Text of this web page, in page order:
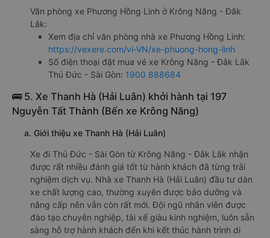
Văn phòng xe Phương Hồng Linh ở Krông Năng - Đắk
Lắk:
Xem địa chỉ văn phòng nhà xe Phương Hồng Linh:
https://vexere.com/vi-VN/xe-phuong-hong-linh
Số điện thoại đặt mua vé xe Krông Năng - Đắk Lắk
Thủ Đức - Sài Gòn: 1900 888684
🚌 5. Xe Thanh Hà (Hải Luân) khởi hành tại 197
Nguyễn Tất Thành (Bến xe Krông Năng)
a. Giới thiệu xe Thanh Hà (Hải Luân)
Xe đi Thủ Đức - Sài Gòn từ Krông Năng - Đắk Lắk nhận
được rất nhiều đánh giá tốt từ hành khách đã từng trải
nghiệm dịch vụ. Nhà xe Thanh Hà (Hải Luân) đầu tư dàn
xe chất lượng cao, thường xuyên được bảo dưỡng và
nâng cấp nên vẫn còn rất mới. Đội ngũ nhân viên được
đào tạo chuyên nghiệp, tài xế giàu kinh nghiệm, luôn sẵn
sàng hỗ trợ hành khách đến khi kết thúc hành trình di